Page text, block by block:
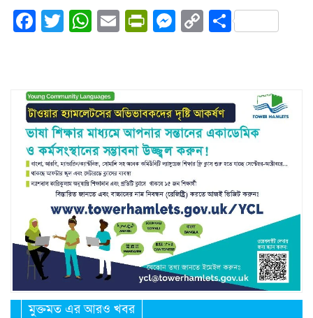
Facebook
Twitter
WhatsApp
EmailPrintFriendly
Messenger
CopyShare
মুক্তমত এর আরও খবর